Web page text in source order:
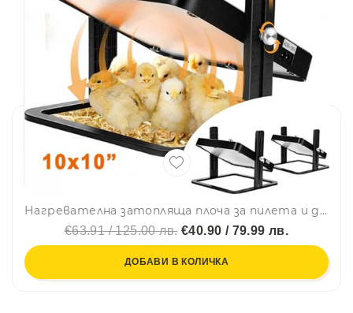
Нагревателна затопляща плоча за пилета и други домашни любимци 15-22W
€63.91 / 125.00 лв.€40.90 / 79.99 лв.
ДОБАВИ В КОЛИЧКА